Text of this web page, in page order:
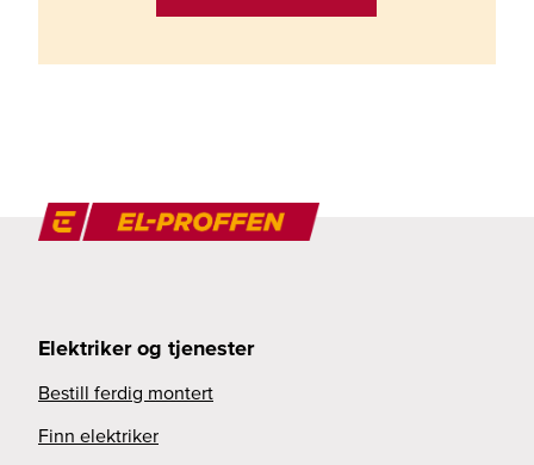
Elektriker og tjenester
Bestill ferdig montert
Finn elektriker